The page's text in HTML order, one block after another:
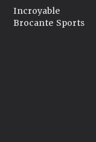
Incroyable
Brocante Sports